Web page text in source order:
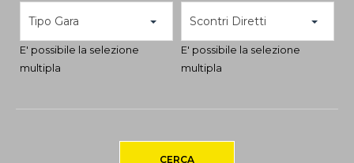
Tipo Gara
E' possibile la selezione
multipla
Scontri Diretti
E' possibile la selezione
multipla
CERCA